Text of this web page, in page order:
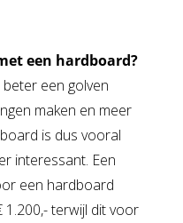
een hardboard?
beter een golven
maken en meer
is dus vooral
interessant. Een
een hardboard
1.200,- terwijl dit voor